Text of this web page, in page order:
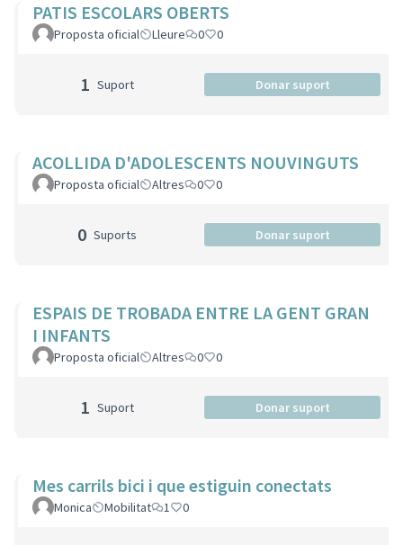
PATIS ESCOLARS OBERTS
Proposta oficial Lleure 0 0
1 Suport Donar suport
ACOLLIDA D'ADOLESCENTS NOUVINGUTS
Proposta oficial Altres 0 0
0 Suports Donar suport
ESPAIS DE TROBADA ENTRE LA GENT GRAN
I INFANTS
Proposta oficial Altres 0 0
1 Suport Donar suport
Mes carrils bici i que estiguin conectats
Monica Mobilitat 1 0